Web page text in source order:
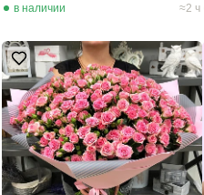
в наличии 2 ч